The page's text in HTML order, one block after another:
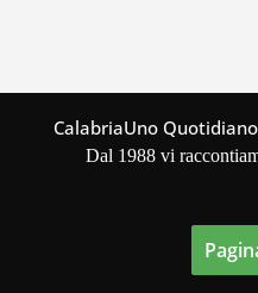
CalabriaUno
Dal 1988 vi